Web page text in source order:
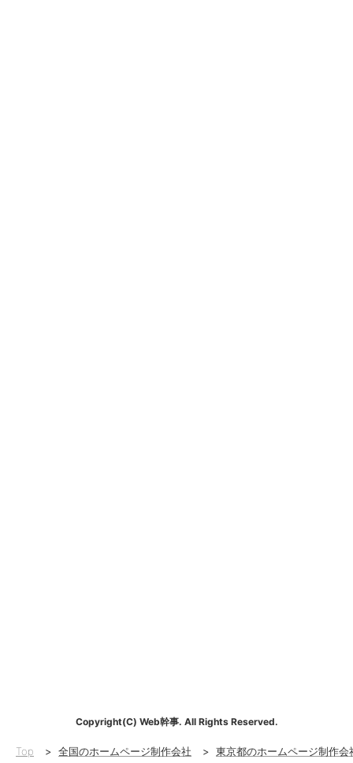
Copyright(C) Web幹事. All Rights Reserved.
Top > 全国のホームページ制作会社 > 東京都のホームページ制作会